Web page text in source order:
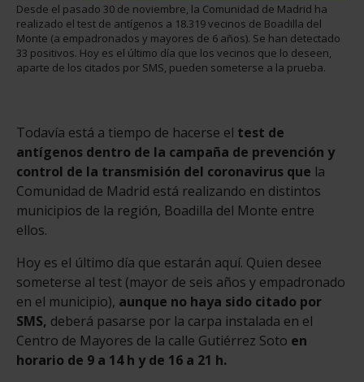
Desde el pasado 30 de noviembre, la Comunidad de Madrid ha
realizado el test de antígenos a 18.319 vecinos de Boadilla del
Monte (a empadronados y mayores de 6 años). Se han detectado
33 positivos. Hoy es el último día que los vecinos que lo deseen,
aparte de los citados por SMS, pueden someterse a la prueba.
Todavía está a tiempo de hacerse el test de
antígenos dentro de la campaña de prevención y
control de la transmisión del coronavirus que la
Comunidad de Madrid está realizando en distintos
municipios de la región, Boadilla del Monte entre
ellos.
Hoy es el último día que estarán aquí. Quien desee
someterse al test (mayor de seis años y empadronado
en el municipio), aunque no haya sido citado por
SMS, deberá pasarse por la carpa instalada en el
Centro de Mayores de la calle Gutiérrez Soto en
horario de 9 a 14 h y de 16 a 21 h.